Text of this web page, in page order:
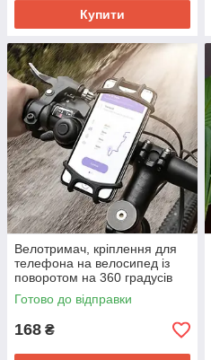
Купити
Велотримач, кріплення для
телефона на велосипед із
поворотом на 360 градусів
Готово до відправки
168 ₴